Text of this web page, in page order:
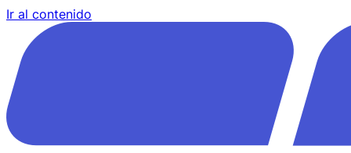
Ir al contenido